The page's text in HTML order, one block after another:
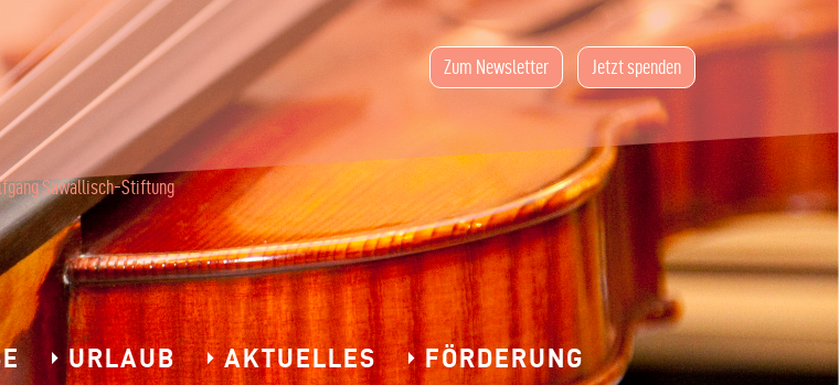
URLAUB AKTUELLES FÖRDERUNG
Zum Newsletter Jetzt spenden